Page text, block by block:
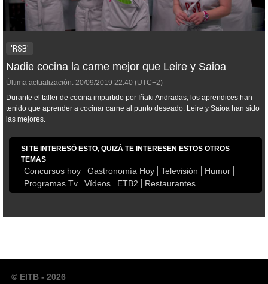
'RSB'
Nadie cocina la carne mejor que Leire y Saioa
Última actualización: 20/09/2019 22:40 (UTC+2)
Durante el taller de cocina impartido por Iñaki Andradas, los aprendices han
tenido que aprender a cocinar carne al punto deseado. Leire y Saioa han sido
las mejores.
SI TE INTERESÓ ESTO, QUIZÁ TE INTERESEN ESTOS OTROS
TEMAS
Concursos hoy Gastronomía Hoy Televisión
Humor
Programas Tv
Vídeos ETB2 Restaurantes
© EITB - 2026